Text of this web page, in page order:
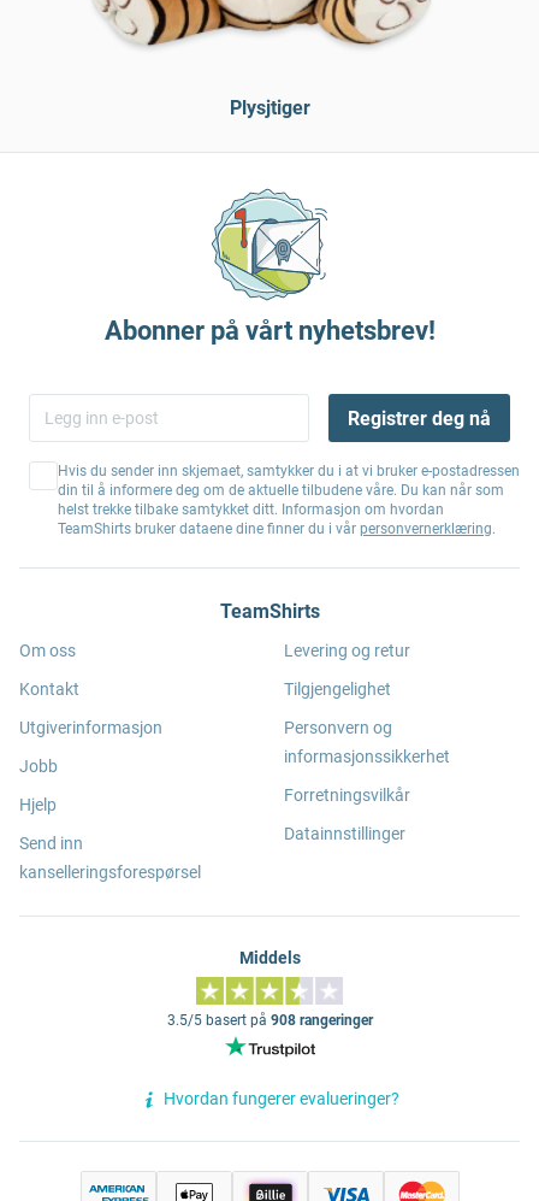
Plysjtiger
Abonner på vårt nyhetsbrev!
Registrer deg nå
Hvis du sender inn skjemaet, samtykker du i at vi bruker e-postadressen
din til å informere deg om de aktuelle tilbudene våre. Du kan når som
helst trekke tilbake samtykket ditt. Informasjon om hvordan
TeamShirts bruker dataene dine finner du i vår personvernerklæring.
TeamShirts
Om oss
Kontakt
Utgiverinformasjon
Jobb
Hjelp
Send inn
kanselleringsforespørsel
Levering og retur
Tilgjengelighet
Personvern og
informasjonssikkerhet
Forretningsvilkår
Datainnstillinger
Middels
3.5/5 basert på 908 rangeringer
Hvordan fungerer evalueringer?